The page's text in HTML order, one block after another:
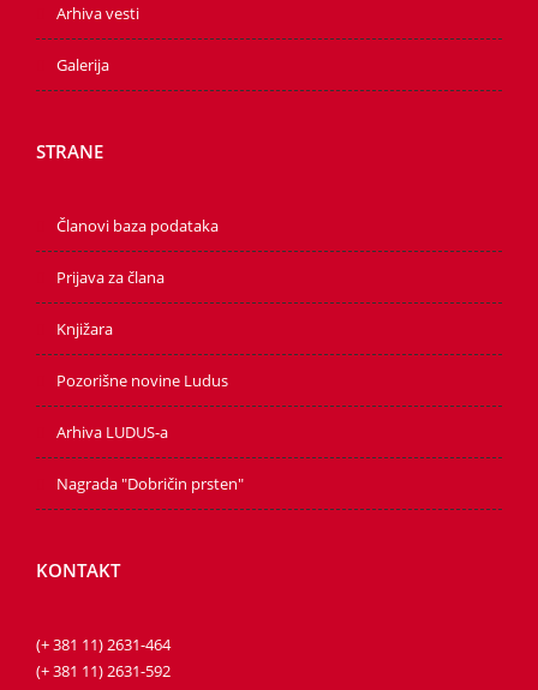
Arhiva vesti
Galerija
STRANE
Članovi baza podataka
Prijava za člana
Knjižara
Pozorišne novine Ludus
Arhiva LUDUS-a
Nagrada "Dobričin prsten"
KONTAKT
(+ 381 11) 2631-464
(+ 381 11) 2631-592